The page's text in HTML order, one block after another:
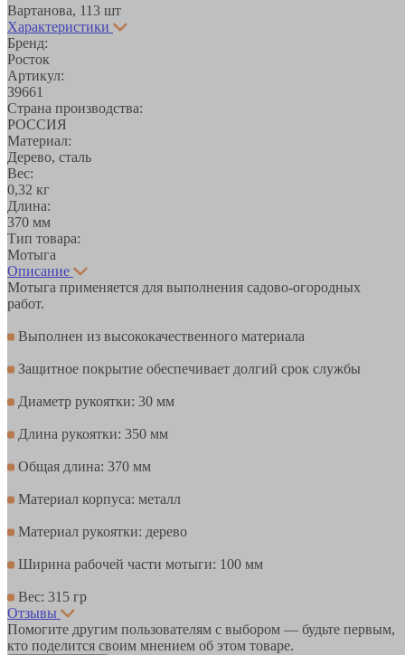
Вартанова, 113 шт
Характеристики
Бренд:
Росток
Артикул:
39661
Страна производства:
РОССИЯ
Материал:
Дерево, сталь
Вес:
0,32 кг
Длина:
370 мм
Тип товара:
Мотыга
Описание
Мотыга применяется для выполнения садово-огородных
работ.
Выполнен из высококачественного материала
Защитное покрытие обеспечивает долгий срок службы
Диаметр рукоятки: 30 мм
Длина рукоятки: 350 мм
Общая длина: 370 мм
Материал корпуса: металл
Материал рукоятки: дерево
Ширина рабочей части мотыги: 100 мм
Вес: 315 гр
Отзывы
Помогите другим пользователям с выбором — будьте первым,
кто поделится своим мнением об этом товаре.